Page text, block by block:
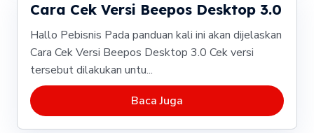
Cara Cek Versi Beepos Desktop 3.0
Hallo Pebisnis Pada panduan kali ini akan dijelaskan
Cara Cek Versi Beepos Desktop 3.0 Cek versi
tersebut dilakukan untu...
Baca Juga